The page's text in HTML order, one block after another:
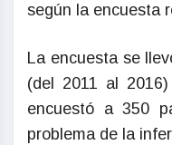
según la encuesta
La encuesta se
(del 2011 al
encuestó a 350
problema de la